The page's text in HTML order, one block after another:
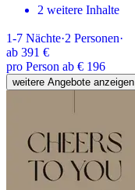
2 weitere Inhalte
1-7 Nächte·2 Personen·
ab 391 €
pro Person ab € 196
weitere Angebote anzeigen